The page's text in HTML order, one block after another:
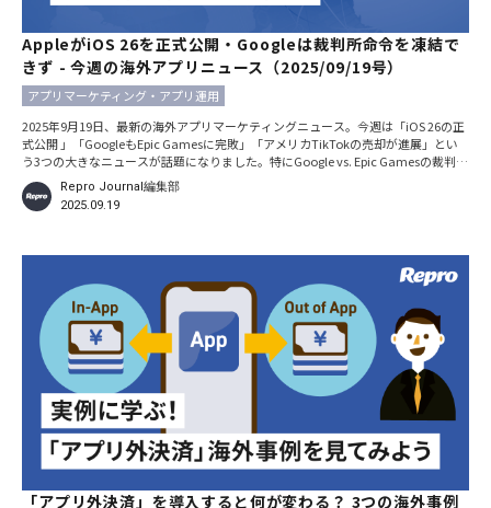
AppleがiOS 26を正式公開・Googleは裁判所命令を凍結で
きず - 今週の海外アプリニュース（2025/09/19号）
アプリマーケティング・アプリ運用
2025年9月19日、最新の海外アプリマーケティングニュース。今週は「iOS 26の正
式公開 」「GoogleもEpic Gamesに完敗」「アメリカTikTokの売却が進展」とい
う3つの大きなニュースが話題になりました。特にGoogle vs. Epic Gamesの裁判に
おける、命令凍結の棄却はアプリエコシステムに大きな変革をもたらしそうです。
※本記事における日時の記載は、特別な断りがない限りすべて現地時間です。
AppleがiOS 26を正式公開。通知の視認性は？ATFPデフォルト化は？
Repro Journal編集部
2025.09.19
「アプリ外決済」を導入すると何が変わる？ 3つの海外事例